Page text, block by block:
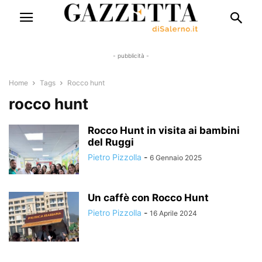
- pubblicità -
Home Tags Rocco hunt
rocco hunt
Rocco Hunt in visita ai bambini
del Ruggi
Pietro Pizzolla - 6 Gennaio 2025
Un caffè con Rocco Hunt
Pietro Pizzolla - 16 Aprile 2024